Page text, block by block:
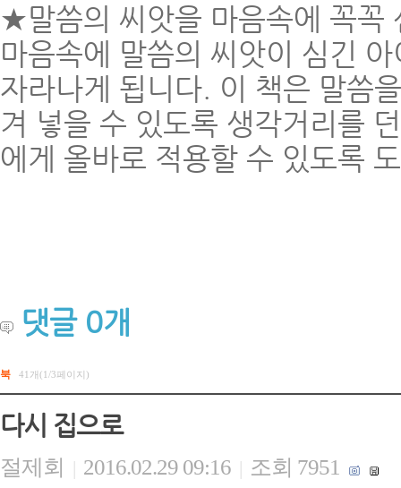
★말씀의 씨앗을 마음속에 꼭꼭
마음속에 말씀의 씨앗이 심긴
자라나게 됩니다. 이 책은 말씀
겨 넣을 수 있도록 생각거리를
에게 올바로 적용할 수 있도록
댓글 0개
북 41개(1/3페이지)
다시 집으로
절제회 | 2016.02.29 09:16 | 조회 7951